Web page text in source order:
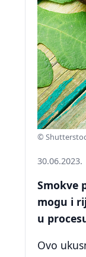
©
30.06.2023.
Smokve
mogu i
u
Ovo